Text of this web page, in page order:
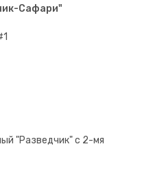
Сафари"